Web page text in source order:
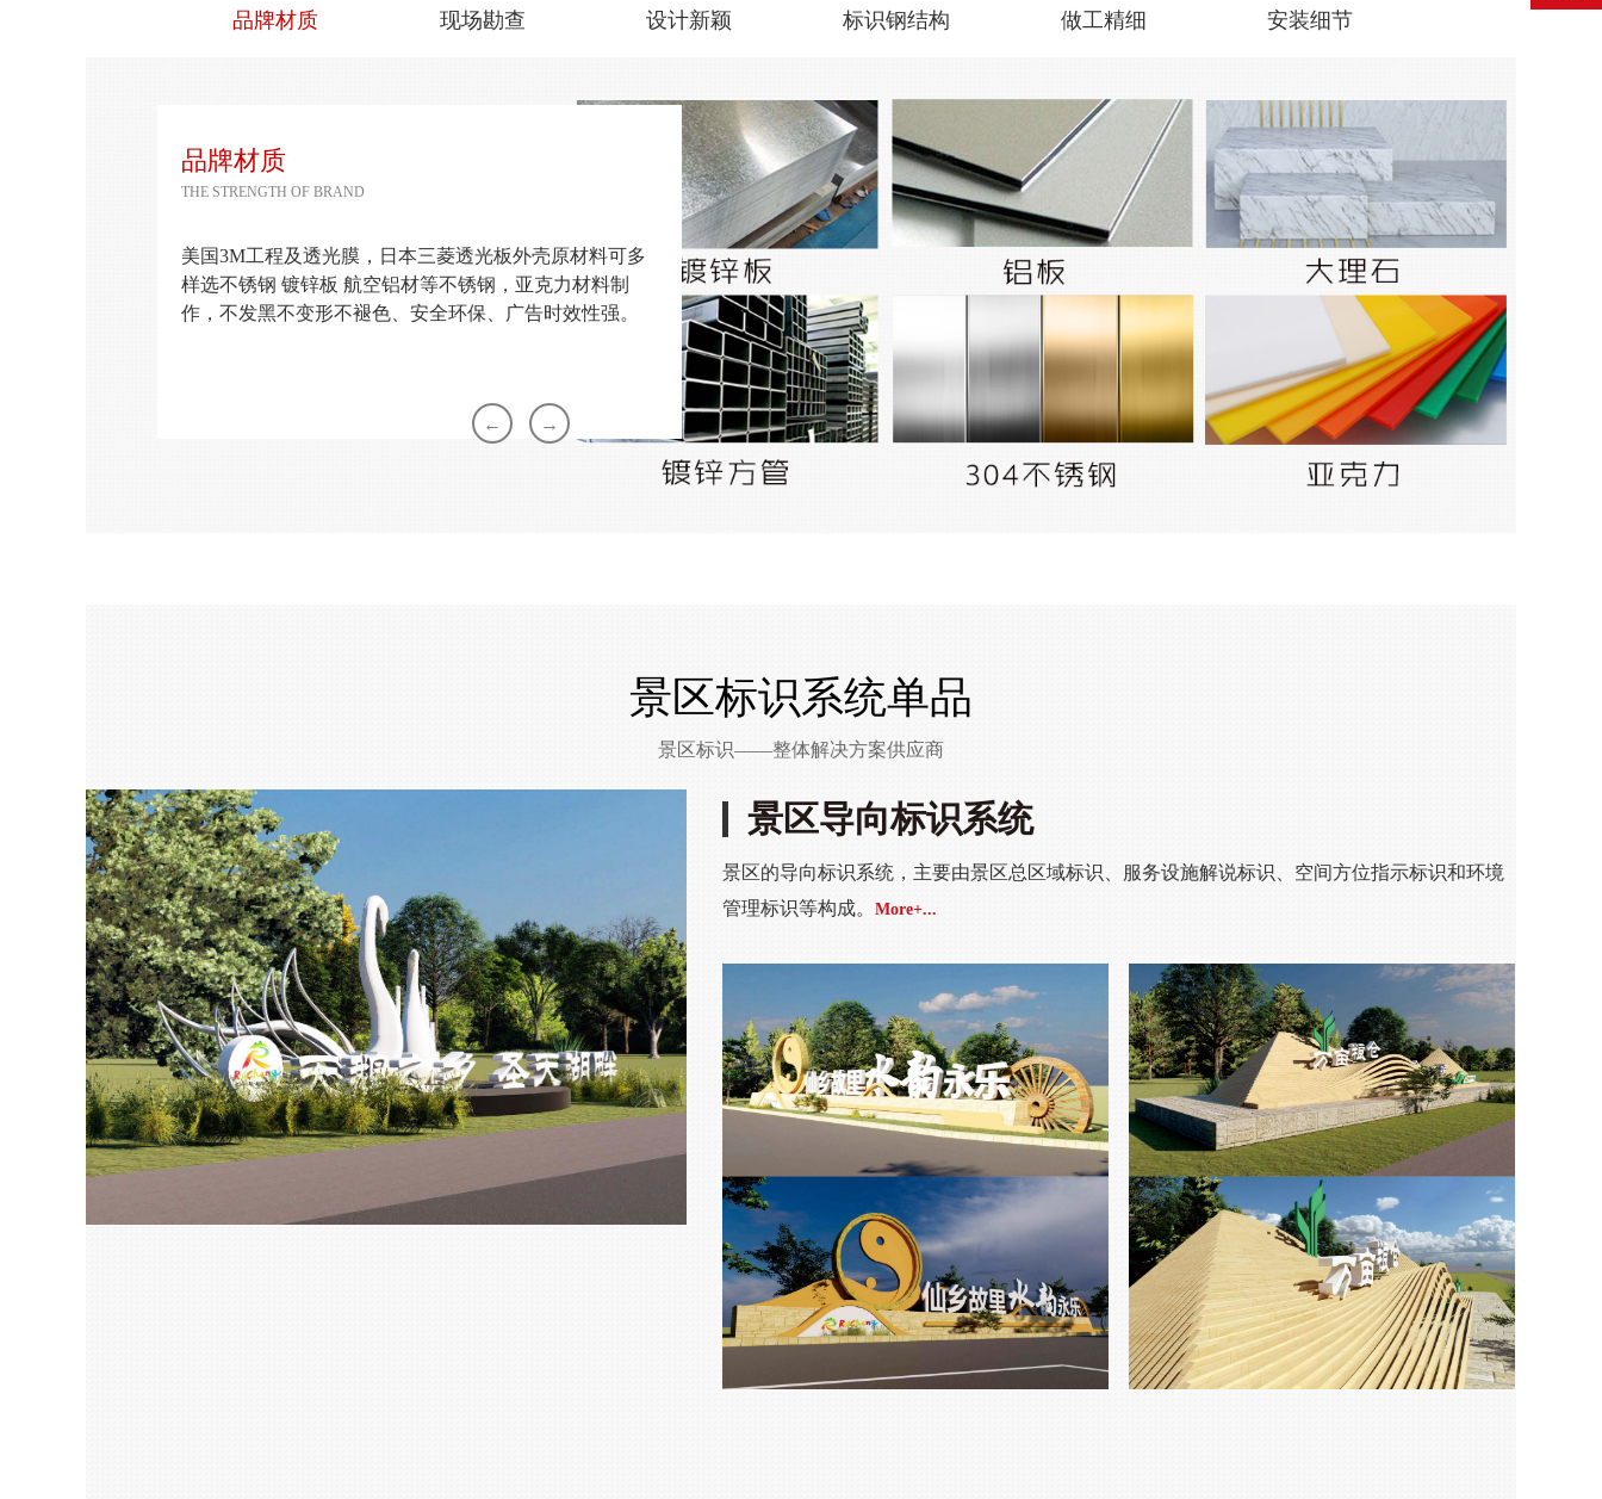
品牌材质 现场勘查 设计新颖 标识钢结构 做工精细 安装细节
品牌材质
THE STRENGTH OF BRAND
美国3M工程及透光膜，日本三菱透光板外壳原材料可多
样选不锈钢 镀锌板 航空铝材等不锈钢，亚克力材料制
作，不发黑不变形不褪色、安全环保、广告时效性强。
← →
景区标识系统单品
景区标识——整体解决方案供应商
景区导向标识系统
景区的导向标识系统，主要由景区总区域标识、服务设施解说标识、空间方位指示标识和环境
管理标识等构成。 More+...